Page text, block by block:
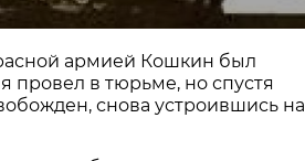
армией Кошкин был
провел в тюрьме, но спустя
снова устроившись на